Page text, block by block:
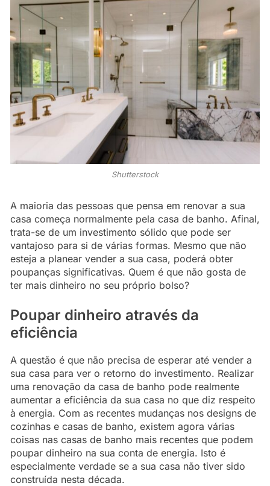
Shutterstock
A maioria das pessoas que pensa em renovar a sua
casa começa normalmente pela casa de banho. Afinal,
trata-se de um investimento sólido que pode ser
vantajoso para si de várias formas. Mesmo que não
esteja a planear vender a sua casa, poderá obter
poupanças significativas. Quem é que não gosta de
ter mais dinheiro no seu próprio bolso?
Poupar dinheiro através da
eficiência
A questão é que não precisa de esperar até vender a
sua casa para ver o retorno do investimento. Realizar
uma renovação da casa de banho pode realmente
aumentar a eficiência da sua casa no que diz respeito
à energia. Com as recentes mudanças nos designs de
cozinhas e casas de banho, existem agora várias
coisas nas casas de banho mais recentes que podem
poupar dinheiro na sua conta de energia. Isto é
especialmente verdade se a sua casa não tiver sido
construída nesta década.